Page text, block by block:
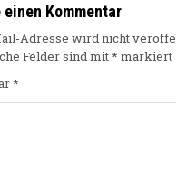
einen Kommentar
Adresse wird nicht
Felder sind mit* markiert
*